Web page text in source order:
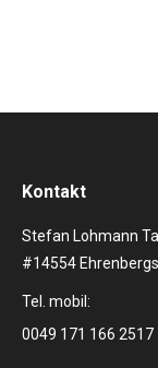
Kontakt
Stefan Lohmann
#14554
Tel. mobil:
0049 171 166 2517